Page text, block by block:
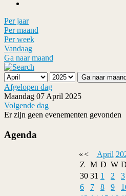
Per jaar
Per maand
Per week
Vandaag
Ga naar maand
Ga naar maand
Afgelopen dag
Maandag 07 April 2025
Volgende dag
Er zijn geen evenementen gevonden
Agenda
«< April
Z
M D W D
30 31 1 2 3
6
7 8 9